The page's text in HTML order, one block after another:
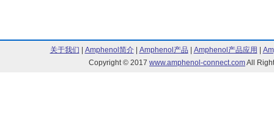
关于我们 Amphenol简介| Amphenol产品 Amphenol产品应用
Copyright © 2017 www.amphenol-connect.comAll